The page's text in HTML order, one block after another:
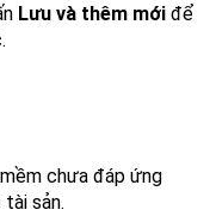
Lưu và thêm mới để
chưa đáp ứng
sản.